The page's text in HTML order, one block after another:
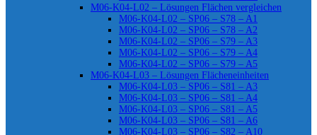
M06-K04-L02 – Lösungen Flächen vergleichen
M06-K04-L02 – SP06 – S78 – A1
M06-K04-L02 – SP06 – S78 – A2
M06-K04-L02 – SP06 – S79 – A3
M06-K04-L02 – SP06 – S79 – A4
M06-K04-L02 – SP06 – S79 – A5
M06-K04-L03 – Lösungen Flächeneinheiten
M06-K04-L03 – SP06 – S81 – A3
M06-K04-L03 – SP06 – S81 – A4
M06-K04-L03 – SP06 – S81 – A5
M06-K04-L03 – SP06 – S81 – A6
M06-K04-L03 – SP06 – S82 – A10